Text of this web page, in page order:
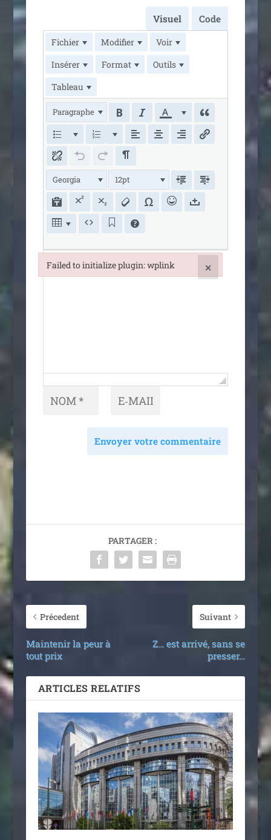
Visuel Code
Fichier Modifier
Voir
Insérer
Format
Outils
Tableau
Paragraphe
Georgia 12pt
Envoyer votre commentaire
PARTAGER :
Précedent
Maintenir la peur à
tout prix
Suivant
Z… est arrivé, sans se
presser…
ARTICLES RELATIFS
Failed to initialize plugin: wplink ×
Failed to initialize plugin: wplink